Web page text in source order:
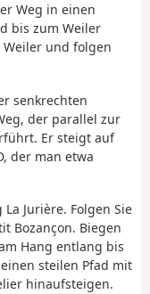
Weg in einen
bis zum Weiler
Weiler und folgen
senkrechten
der parallel zur
Er steigt auf
der man etwa
Jurière. Folgen Sie
Bozançon. Biegen
Hang entlang bis
steilen Pfad mit
hinaufsteigen.